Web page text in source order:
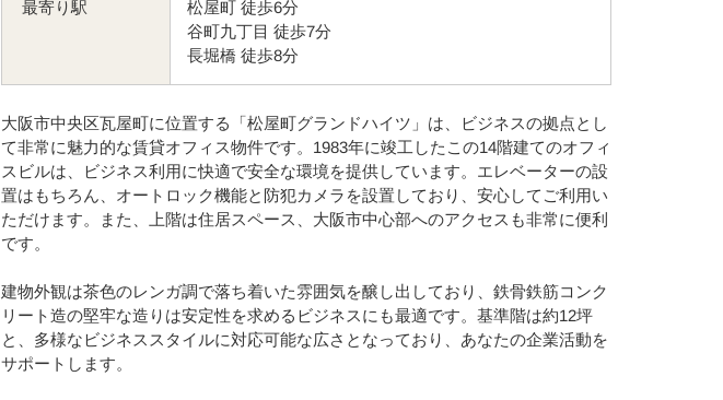
最寄り駅 松屋町 徒歩6分
谷町九丁目 徒歩7分
長堀橋 徒歩8分
大阪市中央区瓦屋町に位置する「松屋町グランドハイツ」は、ビジネスの拠点とし
て非常に魅力的な賃貸オフィス物件です。1983年に竣工したこの14階建てのオフィ
スビルは、ビジネス利用に快適で安全な環境を提供しています。エレベーターの設
置はもちろん、オートロック機能と防犯カメラを設置しており、安心してご利用い
ただけます。また、上階は住居スペース、大阪市中心部へのアクセスも非常に便利
です。
建物外観は茶色のレンガ調で落ち着いた雰囲気を醸し出しており、鉄骨鉄筋コンク
リート造の堅牢な造りは安定性を求めるビジネスにも最適です。基準階は約12坪
と、多様なビジネススタイルに対応可能な広さとなっており、あなたの企業活動を
サポートします。